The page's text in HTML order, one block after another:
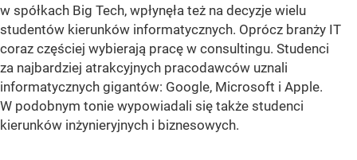
w spółkach Big Tech, wpłynęła też na decyzje wielu
studentów kierunków informatycznych. Oprócz branży IT
coraz częściej wybierają pracę w consultingu. Studenci
za najbardziej atrakcyjnych pracodawców uznali
informatycznych gigantów: Google, Microsoft i Apple.
W podobnym tonie wypowiadali się także studenci
kierunków inżynieryjnych i biznesowych.